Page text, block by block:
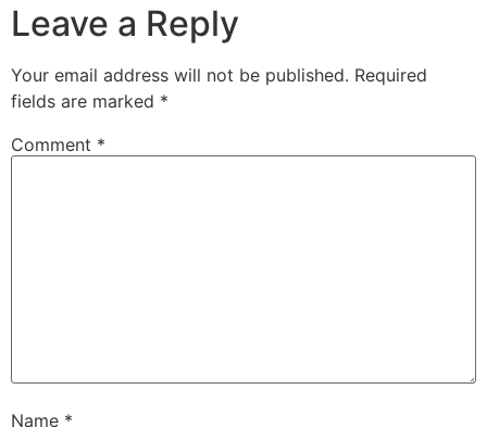
Leave a Reply
Your email address will not be published. Required
fields are marked *
Comment *
Name *